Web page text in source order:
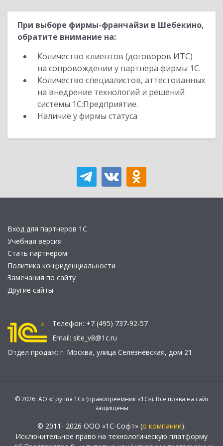
При выборе фирмы-франчайзи в Шебекино,
обратите внимание на:
Количество клиентов (договоров ИТС)
на сопровождении у партнера фирмы 1С.
Количество специалистов, аттестованных
на внедрение технологий и решений
системы 1С:Предприятие.
Наличие у фирмы статуса
Вход для партнеров 1С
Учебная версия
Стать партнером
Политика конфиденциальности
Замечания по сайту
Другие сайты
Телефон: +7 (495) 737-92-57
Email: site_v8@1c.ru
Отдел продаж: г. Москва, улица Селезнёвская, дом 21
© 2026 АО «Группа 1С» (правопреемник «1С»). Все права на сайт
защищены
© 2011- 2026 ООО «1С-Софт» (о компании).
Исключительное право на технологическую платформу